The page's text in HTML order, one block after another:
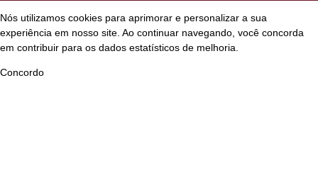
Nós utilizamos cookies para aprimorar e personalizar a sua
experiência em nosso site. Ao continuar navegando, você concorda
em contribuir para os dados estatísticos de melhoria.
Concordo